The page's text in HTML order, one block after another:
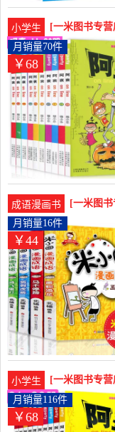
小学生
[一米图书专
全套10月销量
￥68
月销量70件
成语漫画书
[一米图
版 儿童
￥44
月销量16件
小学生
[一米图书专
月销量116件
￥68
月销量116件